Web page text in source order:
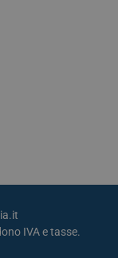
IVA e tasse.